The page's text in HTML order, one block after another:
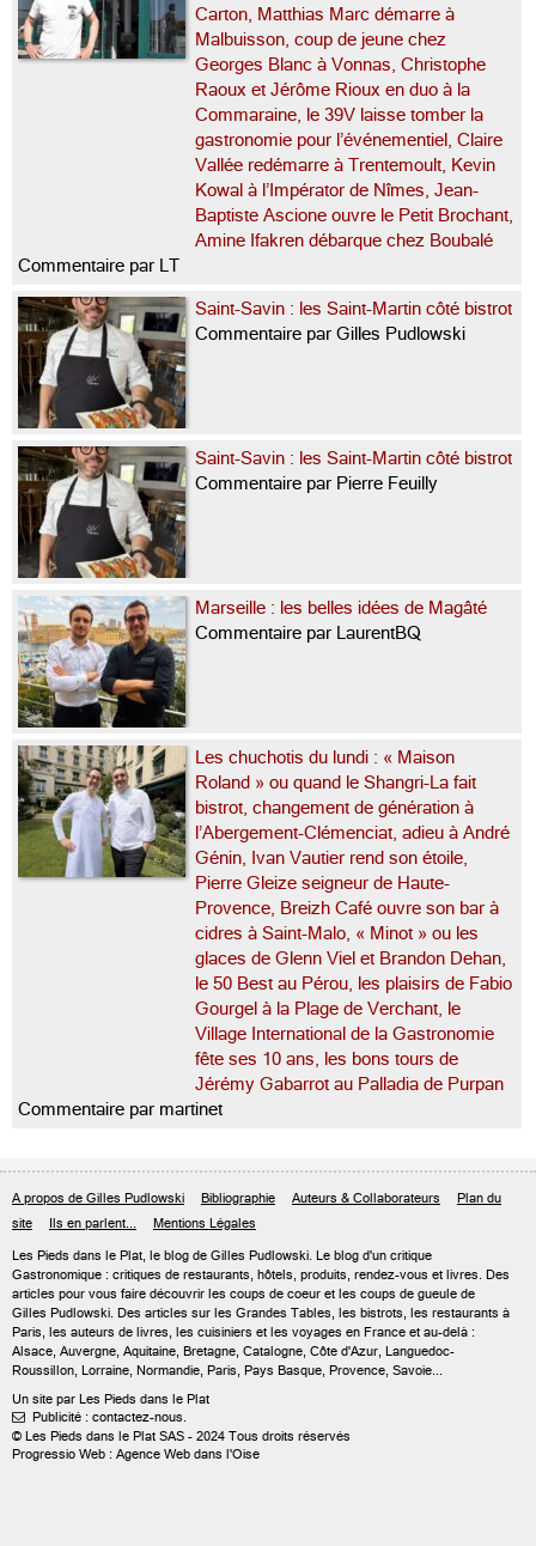
Carton, Matthias Marc démarre à
Malbuisson, coup de jeune chez
Georges Blanc à Vonnas, Christophe
Raoux et Jérôme Rioux en duo à la
Commaraine, le 39V laisse tomber la
gastronomie pour l’événementiel, Claire
Vallée redémarre à Trentemoult, Kevin
Kowal à l’Impérator de Nîmes, Jean-
Baptiste Ascione ouvre le Petit Brochant,
Amine Ifakren débarque chez Boubalé
Commentaire par LT
Saint-Savin : les Saint-Martin côté bistrot
Commentaire par Gilles Pudlowski
Saint-Savin : les Saint-Martin côté bistrot
Commentaire par Pierre Feuilly
Marseille : les belles idées de Magâté
Commentaire par LaurentBQ
Les chuchotis du lundi : « Maison
Roland » ou quand le Shangri-La fait
bistrot, changement de génération à
l’Abergement-Clémenciat, adieu à André
Génin, Ivan Vautier rend son étoile,
Pierre Gleize seigneur de Haute-
Provence, Breizh Café ouvre son bar à
cidres à Saint-Malo, « Minot » ou les
glaces de Glenn Viel et Brandon Dehan,
le 50 Best au Pérou, les plaisirs de Fabio
Gourgel à la Plage de Verchant, le
Village International de la Gastronomie
fête ses 10 ans, les bons tours de
Jérémy Gabarrot au Palladia de Purpan
Commentaire par martinet
A propos de Gilles Pudlowski Bibliographie Auteurs & Collaborateurs
Plan du
site
Ils en parlent... Mentions Légales
Les Pieds dans le Plat, le blog de Gilles Pudlowski. Le blog d'un critique
Gastronomique : critiques de restaurants, hôtels, produits, rendez-vous et livres. Des
articles pour vous faire découvrir les coups de coeur et les coups de gueule de
Gilles Pudlowski. Des articles sur les Grandes Tables, les bistrots, les restaurants à
Paris, les auteurs de livres, les cuisiniers et les voyages en France et au-delà :
Alsace, Auvergne, Aquitaine, Bretagne, Catalogne, Côte d'Azur, Languedoc-
Roussillon, Lorraine, Normandie, Paris, Pays Basque, Provence, Savoie...
Un site par Les Pieds dans le Plat
 Publicité : contactez-nous.
© Les Pieds dans le Plat SAS - 2024 Tous droits réservés
Progressio Web : Agence Web dans l'Oise